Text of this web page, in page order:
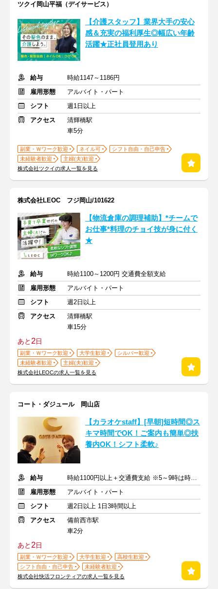
ツクイ岡山平福（デイサービス）
【介護スタッフ】業界大手の安心
感＆充実の福利厚生◎幅広い年齢
活躍★正社員登用あり
給与
時給1147～1186円
雇用形態
アルバイト・パート
シフト
週1日以上
アクセス
清輝橋駅
車5分
副業・Ｗワーク歓迎 ネイル可
シフト自由・自己申告
未経験者歓迎
主婦(夫)歓迎
株式会社ツクイの求人一覧を見る
株式会社LEOC フジ岡山/101622
【物流倉庫の調理補助】*チームで
お仕事*料理のチョイ技が身に付く
★
給与
時給1100～1200円 交通費全額支給
雇用形態
アルバイト・パート
シフト
週2日以上
アクセス
清輝橋駅
車15分
あと2日
副業・Ｗワーク歓迎 大学生歓迎
シルバー歓迎
未経験者歓迎
主婦(夫)歓迎
株式会社LEOCの求人一覧を見る
コート・ダジュール 岡山店
【カラオケstaff】[早朝]短時間◎ス
キマ時間でOK！ご案内も簡単◎扶
養内OK！シフト柔軟♪
給与
時給1100円以上＋交通費支給 ※5～9時は時給1150円
雇用形態
アルバイト・パート
シフト
週2日以上 1日3時間以上
アクセス
備前西市駅
車2分
あと2日
副業・Ｗワーク歓迎 大学生歓迎
高校生歓迎
シフト自由・自己申告
未経験者歓迎
株式会社快活フロンティアの求人一覧を見る